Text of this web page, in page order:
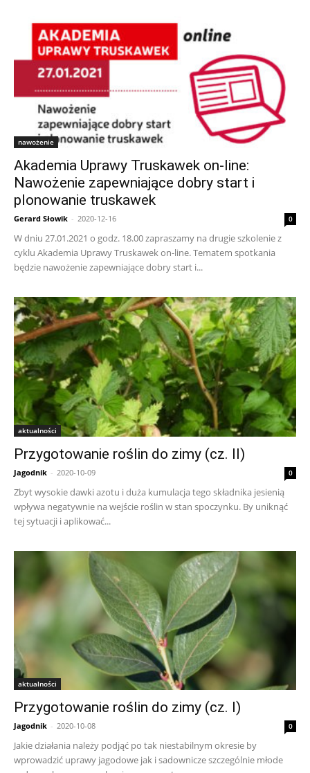
nawożenie
Akademia Uprawy Truskawek on-line:
Nawożenie zapewniające dobry start i
plonowanie truskawek
Gerard Słowik - 2020-12-16 0
W dniu 27.01.2021 o godz. 18.00 zapraszamy na drugie szkolenie z
cyklu Akademia Uprawy Truskawek on-line. Tematem spotkania
będzie nawożenie zapewniające dobry start i...
aktualności
Przygotowanie roślin do zimy (cz. II)
Jagodnik - 2020-10-09 0
Zbyt wysokie dawki azotu i duża kumulacja tego składnika jesienią
wpływa negatywnie na wejście roślin w stan spoczynku. By uniknąć
tej sytuacji i aplikować...
aktualności
Przygotowanie roślin do zimy (cz. I)
Jagodnik - 2020-10-08 0
Jakie działania należy podjąć po tak niestabilnym okresie by
wprowadzić uprawy jagodowe jak i sadownicze szczególnie młode